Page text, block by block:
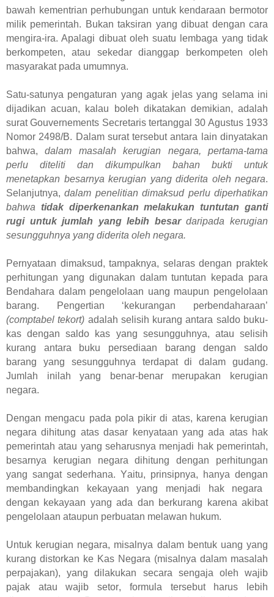
bawah kementrian perhubungan untuk kendaraan bermotor
milik pemerintah. Bukan taksiran yang dibuat dengan cara
mengira-ira. Apalagi dibuat oleh suatu lembaga yang tidak
berkompeten, atau sekedar dianggap berkompeten oleh
masyarakat pada umumnya.
Satu-satunya pengaturan yang agak jelas yang selama ini
dijadikan acuan, kalau boleh dikatakan demikian, adalah
surat Gouvernements Secretaris tertanggal 30 Agustus 1933
Nomor 2498/B. Dalam surat tersebut antara lain dinyatakan
bahwa,dalam masalah kerugian negara, pertama-tama
perlu diteliti dan dikumpulkan bahan bukti untuk
menetapkan besarnya kerugian yang diderita oleh negara.
Selanjutnya,dalam penelitian dimaksud perlu diperhatikan
bahwa tidak diperkenankan melakukan tuntutan ganti
rugi untuk jumlah yang lebih besardaripada kerugian
sesungguhnya yang diderita oleh negara.
Pernyataan dimaksud, tampaknya, selaras dengan praktek
perhitungan yang digunakan dalam tuntutan kepada para
Bendahara dalam pengelolaan uang maupun pengelolaan
barang. Pengertian ‘kekurangan perbendaharaan’
(comptabel tekort) adalah selisih kurang antara saldo buku-
kas dengan saldo kas yang sesungguhnya, atau selisih
kurang antara buku persediaan barang dengan saldo
barang yang sesungguhnya terdapat di dalam gudang.
Jumlah inilah yang benar-benar merupakan kerugian
negara.
Dengan mengacu pada pola pikir di atas, karena kerugian
negara dihitung atas dasar kenyataan yang ada atas hak
pemerintah atau yang seharusnya menjadi hak pemerintah,
besarnya kerugian negara dihitung dengan perhitungan
yang sangat sederhana. Yaitu, prinsipnya, hanya dengan
membandingkan kekayaan yang menjadi hak negara
dengan kekayaan yangada dan berkurang karena akibat
pengelolaan ataupun perbuatan melawan hukum.
Untuk kerugian negara, misalnya dalam bentuk uang yang
kurang distorkan ke Kas Negara (misalnya dalam masalah
perpajakan), yang dilakukan secara sengaja oleh wajib
pajak atau wajib setor, formula tersebut harus lebih